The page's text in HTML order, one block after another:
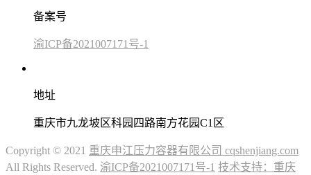
备案号
渝ICP备2021007171号-1
地址
重庆市九龙坡区科园四路南方花园C1区
Copyright © 2021 重庆申江压力容器有限公司 cqshenjiang.com
All Rights Reserved. 渝ICP备2021007171号-1 技术支持：重庆